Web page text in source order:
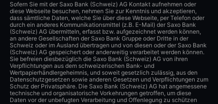
Sofern Sie mit der Saxo Bank (Schweiz) AG Kontakt aufnehmen oder
diese Webseite besuchen, nehmen Sie zur Kenntnis und akzeptieren,
dass sämtliche Daten, welche Sie über diese Webseite, per Telefon oder
durch ein anderes Kommunikationsmittel (z.B. E-Mail) der Saxo Bank
(Schweiz) AG übermitteln, erfasst bzw. aufgezeichnet werden können,
an andere Gesellschaften der Saxo Bank Gruppe oder Dritte in der
Schweiz oder im Ausland übertragen und von diesen oder der Saxo Bank
(Schweiz) AG gespeichert oder anderweitig verarbeitet werden können.
Sie befreien diesbezüglich die Saxo Bank (Schweiz) AG von ihren
Verpflichtungen aus dem schweizerischen Bank- und
Wertpapierhändlergeheimnis, und soweit gesetzlich zulässig, aus den
Datenschutzgesetzen sowie anderen Gesetzen und Verpflichtungen zum
Schutz der Privatsphäre. Die Saxo Bank (Schweiz) AG hat angemessene
technische und organisatorische Vorkehrungen getroffen, um diese
Daten vor der unbefugten Verarbeitung und Offenlegung zu schützen